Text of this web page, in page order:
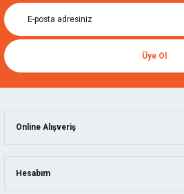
Üye Ol
Online Alışveriş
Hesabım